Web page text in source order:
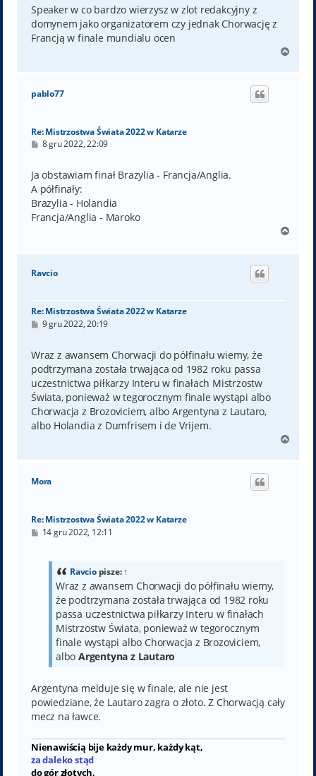
t
Speaker w co bardzo wierzysz w zlot redakcyjny z
domynem jako organizatorem czy jednak Chorwację z
Francją w finale mundialu ocen
g
pablo77
Re: Mistrzostwa Świata 2022 w Katarze
P
t
8 gru 2022, 22:09
Ja obstawiam finał Brazylia - Francja/Anglia.
A półfinały:
Brazylia - Holandia
Francja/Anglia - Maroko
g
Ravcio
Re: Mistrzostwa Świata 2022 w Katarze
P
t
9 gru 2022, 20:19
Wraz z awansem Chorwacji do półfinału wiemy, że
podtrzymana została trwająca od 1982 roku passa
uczestnictwa piłkarzy Interu w finałach Mistrzostw
Świata, ponieważ w tegorocznym finale wystąpi albo
Chorwacja z Brozoviciem, albo Argentyna z Lautaro,
albo Holandia z Dumfrisem i de Vrijem.
g
Mora
Re: Mistrzostwa Świata 2022 w Katarze
P14 gru 2022, 12:11
Ravciopisze:↑
Wraz z awansem Chorwacji do półfinału wiemy,
że podtrzymana została trwająca od 1982 roku
passa uczestnictwa piłkarzy Interu w finałach
Mistrzostw Świata, ponieważ w tegorocznym
finale wystąpi albo Chorwacja z Brozoviciem,
albo Argentyna z Lautaro
Argentyna melduje się w finale, ale nie jest
powiedziane, że Lautaro zagra o złoto. Z Chorwacją cały
mecz na ławce.
Nienawiścią bije każdy mur, każdy kąt,
za daleko stąd
do gór złotych,